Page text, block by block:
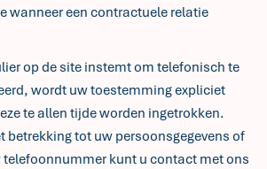
wanneer een contractuele relatie
op de site instemt om telefonisch te
wordt uw toestemming expliciet
te allen tijde worden ingetrokken.
betrekking tot uw persoonsgegevens of
telefoonnummer kunt u contact met ons